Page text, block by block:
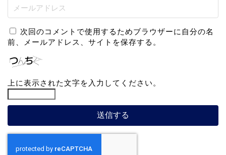
次回のコメントで使用するためブラウザーに自分の名
前、メールアドレス、サイトを保存する。
上に表示された文字を入力してください。